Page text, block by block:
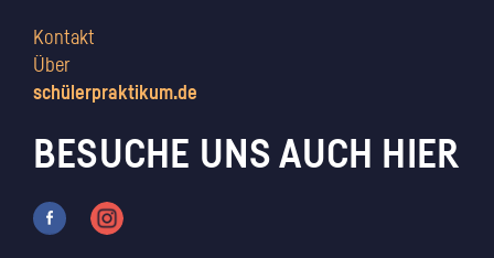
Kontakt
Über
schülerpraktikum.de
BESUCHE UNS AUCH HIER